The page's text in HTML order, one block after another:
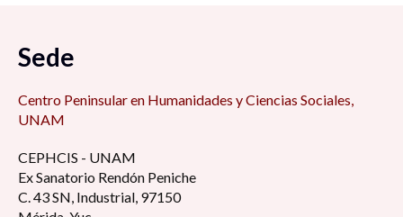
Sede
Centro Peninsular en Humanidades y Ciencias Sociales,
UNAM
CEPHCIS - UNAM
Ex Sanatorio Rendón Peniche
C. 43 SN, Industrial, 97150